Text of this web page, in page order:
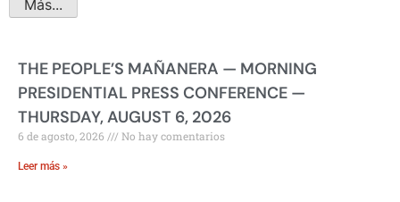
Más...
THE PEOPLE’S MAÑANERA — MORNING
PRESIDENTIAL PRESS CONFERENCE —
THURSDAY, AUGUST 6, 2026
6 de agosto, 2026 No hay comentarios
Leer más »